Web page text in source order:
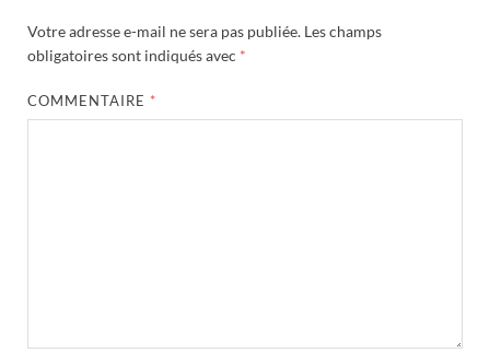
Votre adresse e-mail ne sera pas publiée. Les champs
obligatoires sont indiqués avec *
COMMENTAIRE *